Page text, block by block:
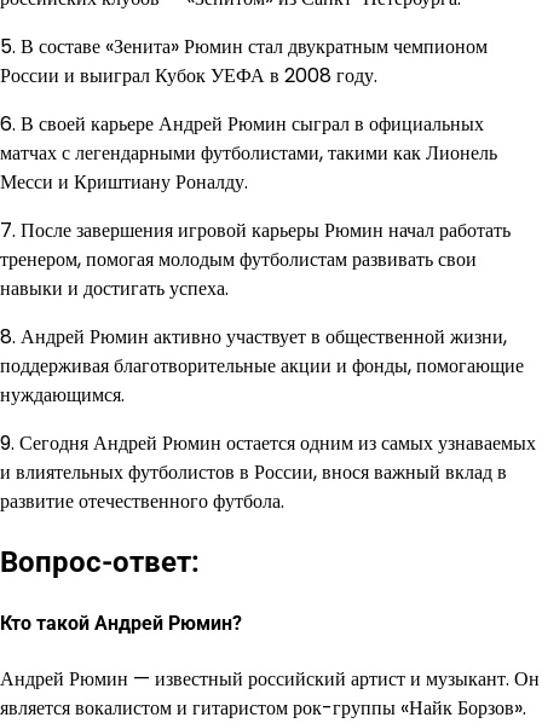
5. В составе «Зенита» Рюмин стал двукратным чемпионом
России и выиграл Кубок УЕФА в 2008 году.
6. В своей карьере Андрей Рюмин сыграл в официальных
матчах с легендарными футболистами, такими как Лионель
Месси и Криштиану Роналду.
7. После завершения игровой карьеры Рюмин начал работать
тренером, помогая молодым футболистам развивать свои
навыки и достигать успеха.
8. Андрей Рюмин активно участвует в общественной жизни,
поддерживая благотворительные акции и фонды, помогающие
нуждающимся.
9. Сегодня Андрей Рюмин остается одним из самых узнаваемых
и влиятельных футболистов в России, внося важный вклад в
развитие отечественного футбола.
Вопрос-ответ:
Кто такой Андрей Рюмин?
Андрей Рюмин — известный российский артист и музыкант. Он
является вокалистом и гитаристом рок-группы «Найк Борзов».